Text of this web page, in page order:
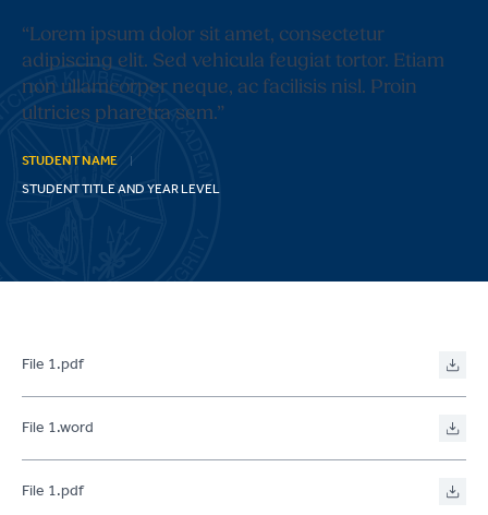
“Lorem ipsum dolor sit amet, consectetur
adipiscing elit. Sed vehicula feugiat tortor. Etiam
non ullamcorper neque, ac facilisis nisl. Proin
ultricies pharetra sem.”
STUDENT NAME
STUDENT TITLE AND YEAR LEVEL
File 1.pdf
File 1.word
File 1.pdf